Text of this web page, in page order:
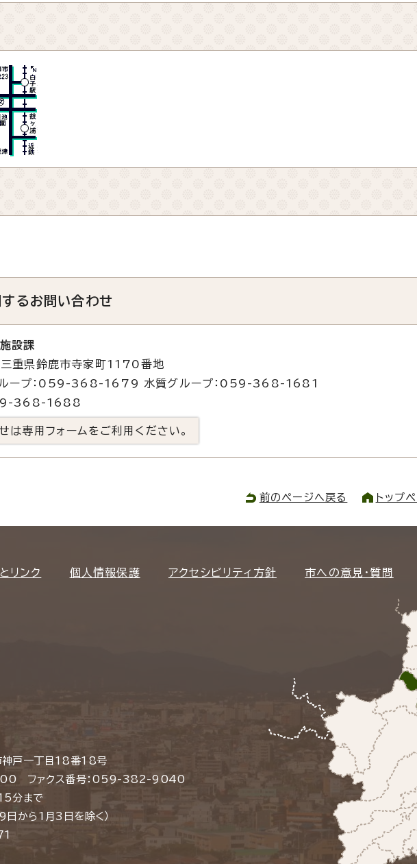
るお問い合わせ
設課
県鈴鹿市寺家町1170番地
ループ：059-368-1679 水質グループ：059-368-1681
368-1688
は専用フォームをご利用ください。
前のページへ戻る トップ
リンク 個人情報保護 アクセシビリティ方針 市への意見・質問
戸一丁目18番18号
ファクス番号：059-382-9040
分まで
日から1月3日を除く）